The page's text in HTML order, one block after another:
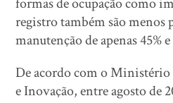
registro também são menos
manutenção de apenas 45%
De acordo com o
e Inovação, entre agosto de